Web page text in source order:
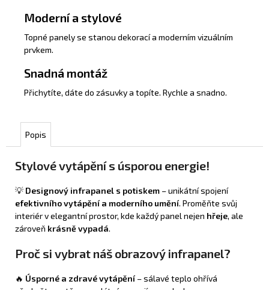
Moderní a stylové
Topné panely se stanou dekorací a moderním vizuálním
prvkem.
Snadná montáž
Přichytíte, dáte do zásuvky a topíte. Rychle a snadno.
Popis
Stylové vytápění s úsporou energie!
💡 Designový infrapanel s potiskem – unikátní spojení
efektivního vytápění a moderního umění. Proměňte svůj
interiér v elegantní prostor, kde každý panel nejen hřeje, ale
zároveň krásně vypadá.
Proč si vybrat náš obrazový infrapanel?
🔥 Úsporné a zdravé vytápění – sálavé teplo ohřívá